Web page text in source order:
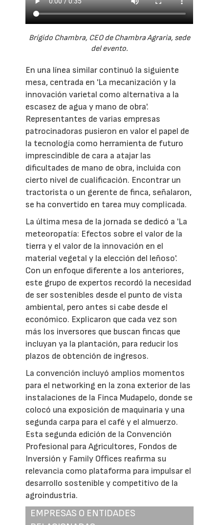
Brígido Chambra, CEO de Chambra Agraria, sede
del evento.
En una línea similar continuó la siguiente
mesa, centrada en 'La mecanización y la
innovación varietal como alternativa a la
escasez de agua y mano de obra'.
Representantes de varias empresas
patrocinadoras pusieron en valor el papel de
la tecnología como herramienta de futuro
imprescindible de cara a atajar las
dificultades de mano de obra, incluida con
cierto nivel de cualificación. Encontrar un
tractorista o un gerente de finca, señalaron,
se ha convertido en tarea muy complicada.
La última mesa de la jornada se dedicó a 'La
meteoropatía: Efectos sobre el valor de la
tierra y el valor de la innovación en el
material vegetal y la elección del leñoso'.
Con un enfoque diferente a los anteriores,
este grupo de expertos recordó la necesidad
de ser sostenibles desde el punto de vista
ambiental, pero antes si cabe desde el
económico. Explicaron que cada vez son
más los inversores que buscan fincas que
incluyan ya la plantación, para reducir los
plazos de obtención de ingresos.
La convención incluyó amplios momentos
para el networking en la zona exterior de las
instalaciones de la Finca Mudapelo, donde se
colocó una exposición de maquinaria y una
segunda carpa para el café y el almuerzo.
Esta segunda edición de la Convención
Profesional para Agricultores, Fondos de
Inversión y Family Offices reafirma su
relevancia como plataforma para impulsar el
desarrollo sostenible y competitivo de la
agroindustria.
EMPRESAS O ENTIDADES